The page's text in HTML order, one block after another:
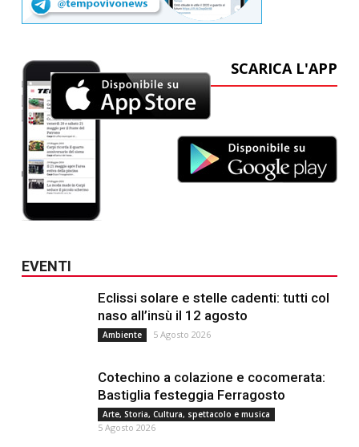
SCARICA L'APP
EVENTI
Eclissi solare e stelle cadenti: tutti col
naso all’insù il 12 agosto
Ambiente 5 Agosto 2026
Cotechino a colazione e cocomerata:
Bastiglia festeggia Ferragosto
Arte, Storia, Cultura, spettacolo e musica
5 Agosto 2026